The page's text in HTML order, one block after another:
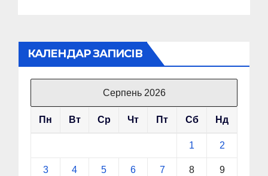
КАЛЕНДАР ЗАПИСІВ
Серпень 2026
Пн Вт Ср Чт Пт Сб Нд
1 2
3 4 5 6 7 8 9